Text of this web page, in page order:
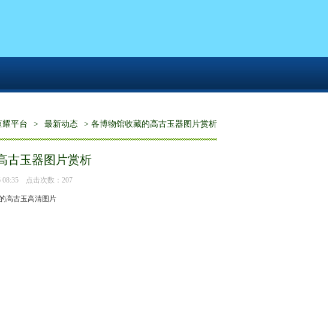
耀平台 > 最新动态 > 各博物馆收藏的高古玉器图片赏析
古玉器图片赏析
08:35 点击次数：207
高古玉高清图片